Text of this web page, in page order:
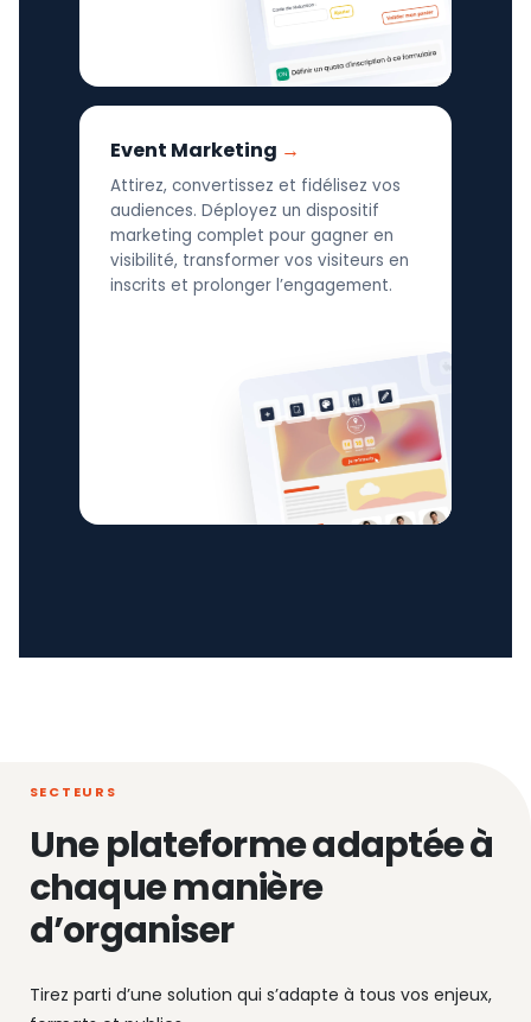
Event Marketing
Attirez, convertissez et fidélisez vos
audiences. Déployez un dispositif
marketing complet pour gagner en
visibilité, transformer vos visiteurs en
inscrits et prolonger l’engagement.
SECTEURS
Une plateforme adaptée à
chaque manière
d’organiser
Tirez parti d’une solution qui s’adapte à tous vos enjeux,